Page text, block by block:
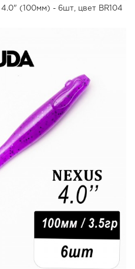
(100мм) - 6шт, цвет BR104